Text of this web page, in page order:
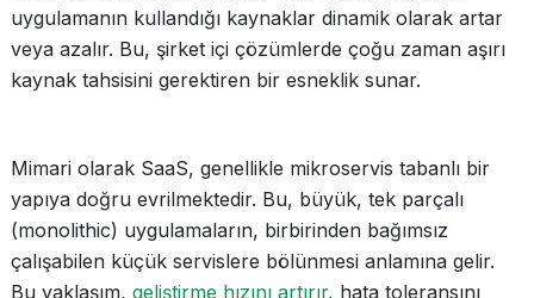
uygulamanın kullandığı kaynaklar dinamik olarak artar
veya azalır. Bu, şirket içi çözümlerde çoğu zaman aşırı
kaynak tahsisini gerektiren bir esneklik sunar.
Mimari olarak SaaS, genellikle mikroservis tabanlı bir
yapıya doğru evrilmektedir. Bu, büyük, tek parçalı
(monolithic) uygulamaların, birbirinden bağımsız
çalışabilen küçük servislere bölünmesi anlamına gelir.
Bu yaklaşım, geliştirme hızını artırır, hata toleransını